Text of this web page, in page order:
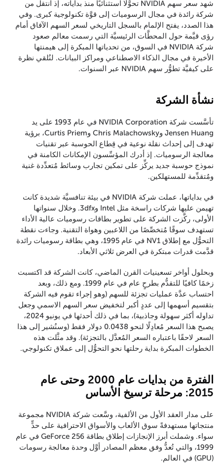
شهد سعر سهم NVIDIA تحوُّلًا استثنائيًا منذ بداياته، إذ انتقل من
شركة رائدة في مجال الرسوميات إلى قوَّة تكنولوجية كبرى. وفي
هذا الصدد، يفتح الإلمام بالسجل التاريخي لسعر السهم الآفاق أمام
رؤى قيَّمة حول المحطَّات الرئيسيَّة التي رسمت معالم صعود
شركة NVIDIA في السوق، من تحدياتها المبكرة إلى هيمنتها
الأخيرة في مجال الذكاء الاصطناعي ومراكز البيانات. لنُلقي نظرة
على كيفيَّة تطوُّر سهم NVIDIA عبر السنوات.
نشأة الشركة
تأسَّست شركة NVIDIA Corporation في عام 1993 على يد
Jensen Huang وChris Malachowsky وCurtis Priem، برؤية
تهدف إلى إحداث نقلة نوعية في قِطاع الحوسبة عبر تقنيات
معالجة الرسوميات. إذ أدرك المؤسِّسون الإمكانات الكامنة في
نموذج حوسبة جديد يركِّز على تمكين تجارب وسائط مُتعدِّدة غنية
ومُتقدِّمة للمستهلكين.
في بداياتها، عملت شركة NVIDIA في بيئة تنافسيَّة شديدة كانت
تهيمن عليها شركات راسخة مثل Intel و3dfx. وخلال سنواتها
الأولى، ركَّزت الشركة على تطوير بطاقات رسوميات عالية الأداء
تستهدف سوقًا مُتخصِّصًا من اللاعبين وهواة التقنية. وجاءت نقطة
التحوُّل مع إطلاق NV1 في عام 1995، وهي بطاقة رسوميات رائدة
قدَّمت قدرات مبتكرة في العرض ثلاثي الأبعاد.
وبحلول أواخر تسعينيات القرن الماضي، كانت الشركة قد اكتسبت
زخمًا كافيًا للتقدُّم بطرحٍ عام في عام 1999. ومع ذلك، وبعد
احتساب عدَّة عمليات تجزئة للسهم (وهو إجراء تقوم فيه الشركة
بتقسيم أسهمها إلى عددٍ أكبر لتخفيض سعر السهم الاسمي وجعل
تداوله أكثر سهولة وجاذبية)، بما في ذلك أحدثها في يونيو 2024،
يصبح هذا السعر مُعادِلًا لنحو 0.0438 دولار فقط (وسنُشير إلى هذا
السعر لاحقًا باعتباره السعر المُعدَّل بالتجزئة). وقد مثَّلت هذه
الخطوات المبكرة بداية رحلتها نحو التحوُّل إلى عملاق تكنولوجي.
الفترة من بدايات عام 2000 وحتى عام
2015: مرحلة ترسيخ الأساس
على مدار العقد الأول من الألفية، وسَّعت شركة NVIDIA مجموعة
منتجاتها مستهدفةً سوق الألعاب والأسواق الاحترافية على حدٍّ
سواء. وشملت أبرز الإنجازات إطلاق بطاقة GeForce 256 في عام
1999، والتي تُعدُّ وفق معظم المصادر أوَّل وحدة معالجة رسومات
(GPU) في العالم.